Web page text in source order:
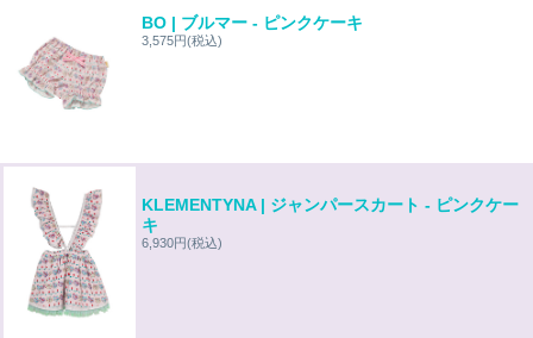
BO | ブルマー - ピンクケーキ
3,575円(税込)
KLEMENTYNA | ジャンパースカート - ピンクケー
キ
6,930円(税込)